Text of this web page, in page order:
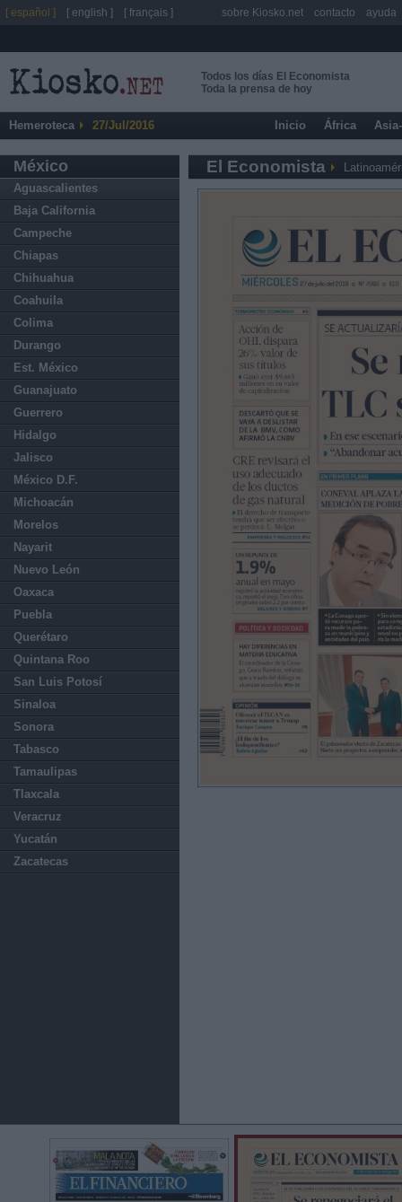
Todos los días El Economista
Toda la prensa de hoy
Hemeroteca 27/Jul/2016 Inicio África
México
Aguascalientes
Baja California
Campeche
Chiapas
Chihuahua
Coahuila
Colima
Durango
Est. México
Guanajuato
Guerrero
Hidalgo
Jalisco
México D.F.
Michoacán
Morelos
Nayarit
Nuevo León
Oaxaca
Puebla
Querétaro
Quintana Roo
San Luis Potosí
Sinaloa
Sonora
Tabasco
Tamaulipas
Tlaxcala
Veracruz
Yucatán
Zacatecas
El Economista
[ español ] [ english ] [ français ] sobre Kiosko.net contacto ayuda